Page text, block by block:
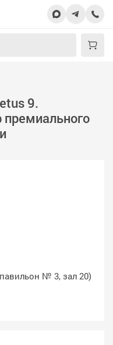
9.
премиального
№ 3, зал 20)